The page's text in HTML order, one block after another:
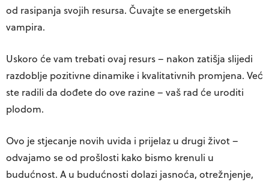
od rasipanja svojih resursa. Čuvajte se energetskih
vampira.
Uskoro će vam trebati ovaj resurs – nakon zatišja slijedi
razdoblje pozitivne dinamike i kvalitativnih promjena. Već
ste radili da dođete do ove razine – vaš rad će uroditi
plodom.
Ovo je stjecanje novih uvida i prijelaz u drugi život –
odvajamo se od prošlosti kako bismo krenuli u
budućnost. A u budućnosti dolazi jasnoća, otrežnjenje,